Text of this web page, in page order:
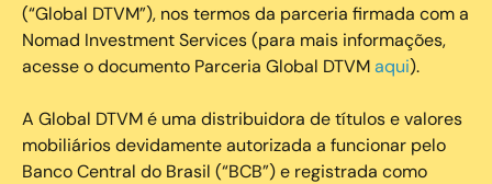
(“Global DTVM”), nos termos da parceria firmada com a
Nomad Investment Services (para mais informações,
acesse o documento Parceria Global DTVMaqui).
A Global DTVM é uma distribuidora de títulos e valores
mobiliários devidamente autorizada a funcionar pelo
Banco Central do Brasil (“BCB”) e registrada como